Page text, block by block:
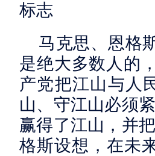
标志
马克思、恩格
是绝大多数人的
产党把江山与人
山、守江山必须
赢得了江山，并
格斯设想，在未